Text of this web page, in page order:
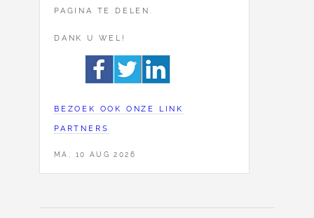
PAGINA TE DELEN.
DANK U WEL!
BEZOEK OOK ONZE LINK
PARTNERS
MA, 10 AUG 2026